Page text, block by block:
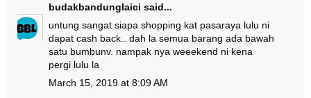
budakbandunglaici said...
untung sangat siapa shopping kat pasaraya lulu ni
dapat cash back.. dah la semua barang ada bawah
satu bumbunv. nampak nya weeekend ni kena
pergi lulu la
March 15, 2019 at 8:09 AM